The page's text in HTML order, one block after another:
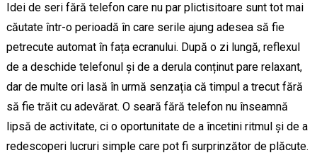
Idei de seri fără telefon care nu par plictisitoare sunt tot mai
căutate într-o perioadă în care serile ajung adesea să fie
petrecute automat în fața ecranului. După o zi lungă, reflexul
de a deschide telefonul și de a derula conținut pare relaxant,
dar de multe ori lasă în urmă senzația că timpul a trecut fără
să fie trăit cu adevărat. O seară fără telefon nu înseamnă
lipsă de activitate, ci o oportunitate de a încetini ritmul și de a
redescoperi lucruri simple care pot fi surprinzător de plăcute.